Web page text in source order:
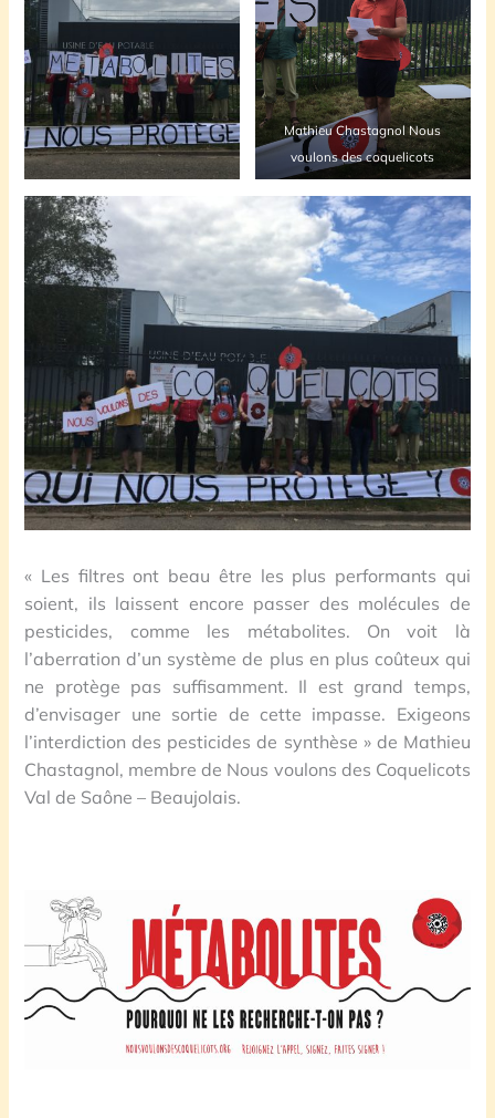
Mathieu Chastagnol Nous
voulons des coquelicots
« Les filtres ont beau être les plus performants qui
soient, ils laissent encore passer des molécules de
pesticides, comme les métabolites. On voit là
l’aberration d’un système de plus en plus coûteux qui
ne protège pas suffisamment. Il est grand temps,
d’envisager une sortie de cette impasse. Exigeons
l’interdiction des pesticides de synthèse » de Mathieu
Chastagnol, membre de Nous voulons des Coquelicots
Val de Saône – Beaujolais.